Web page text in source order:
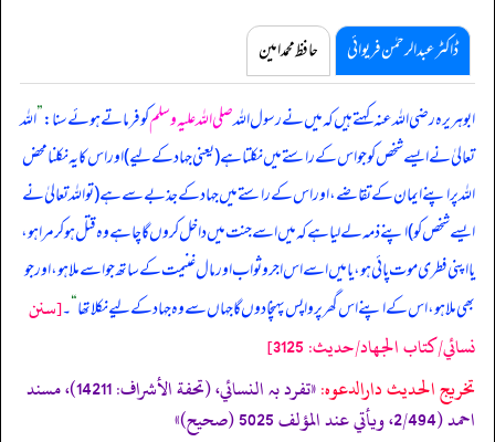
ڈاکٹر عبدالرحمٰن فریوائی حافظ محمد امین
ابوہریرہ رضی الله عنہ کہتے ہیں کہمیں نے رسول اللہصلی اللہ علیہ وسلمکو فرماتے ہوئے سنا:”اللہ
تعالیٰ نے ایسے شخص کو جو اس کے راستے میں نکلتا ہے (یعنی جہاد کے لیے) اور اس کا یہ نکلنا محض
اللہ پر اپنے ایمان کے تقاضے، اور اس کے راستے میں جہاد کے جذبے سے ہے (تو اللہ تعالیٰ نے
ایسے شخص کو) اپنے ذمہ لے لیا ہے کہ میں اسے جنت میں داخل کروں گا چاہے وہ قتل ہو کر مرا ہو،
یا اپنی فطری موت پائی ہو، یا میں اسے اس اجر و ثواب اور مال غنیمت کے ساتھ جو اسے ملا ہو، اور جو
بھی ملا ہو، اس کے اپنے اس گھر پر واپس پہنچا دوں گا جہاں سے وہ جہاد کے لیے نکلا تھا“۔[سنن
نسائي/كتاب الجهاد/حدیث: 3125]
تخریج الحدیث دارالدعوہ:
«تفرد بہ النسائي، (تحفة الأشراف: 14211)، مسند
احمد (2/494، ویأتي عند المؤلف 5025 (صحیح)»